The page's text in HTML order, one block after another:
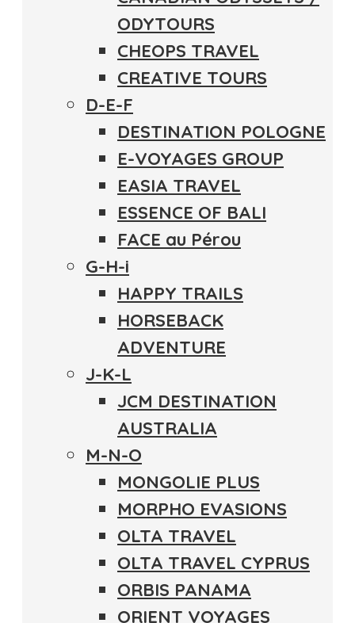
ODYTOURS
CHEOPS TRAVEL
CREATIVE TOURS
D-E-F
DESTINATION POLOGNE
E-VOYAGES GROUP
EASIA TRAVEL
ESSENCE OF BALI
FACE au Pérou
G-H-i
HAPPY TRAILS
HORSEBACK
ADVENTURE
J-K-L
JCM DESTINATION
AUSTRALIA
M-N-O
MONGOLIE PLUS
MORPHO EVASIONS
OLTA TRAVEL
OLTA TRAVEL CYPRUS
ORBIS PANAMA
ORIENT VOYAGES